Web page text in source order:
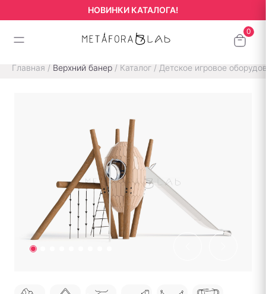
НОВИНКИ КАТАЛОГА!
Главная / Верхний банер / Каталог / Детское игровое